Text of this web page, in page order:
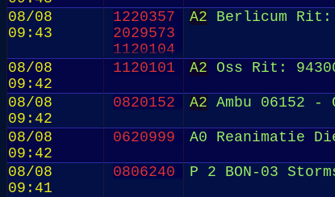
08/08
09:43
1220357
2029573
1120104
A2 Berlicum Rit:
08/08
09:42
1120101 A2 Oss Rit:
08/08
09:42
0820152 A2 Ambu 06152 -
08/08
09:42
0620999 A0 Reanimatie
08/08
09:41
0806240 P 2 BON-03